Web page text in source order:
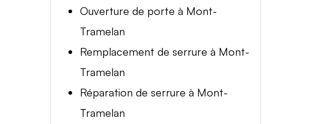
Ouverture de porte à Mont-
Tramelan
Remplacement de serrure à Mont-
Tramelan
Réparation de serrure à Mont-
Tramelan